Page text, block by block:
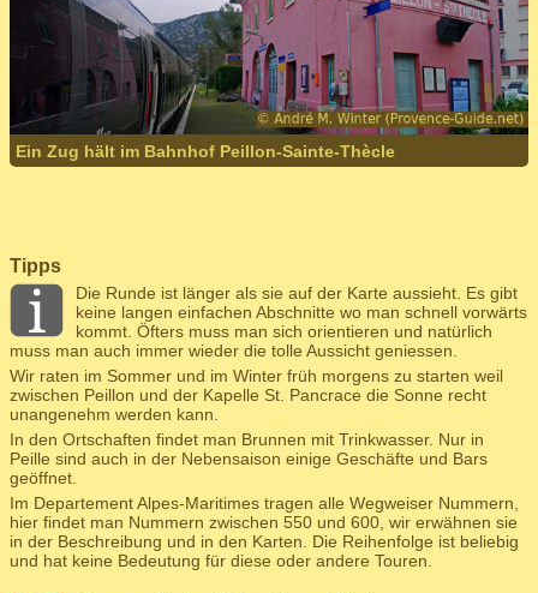
Ein Zug hält im Bahnhof Peillon-Sainte-Thècle
Tipps
Die Runde ist länger als sie auf der Karte aussieht. Es gibt
keine langen einfachen Abschnitte wo man schnell vorwärts
kommt. Öfters muss man sich orientieren und natürlich
muss man auch immer wieder die tolle Aussicht geniessen.
Wir raten im Sommer und im Winter früh morgens zu starten weil
zwischen Peillon und der Kapelle St. Pancrace die Sonne recht
unangenehm werden kann.
In den Ortschaften findet man Brunnen mit Trinkwasser. Nur in
Peille sind auch in der Nebensaison einige Geschäfte und Bars
geöffnet.
Im Departement Alpes-Maritimes tragen alle Wegweiser Nummern,
hier findet man Nummern zwischen 550 und 600, wir erwähnen sie
in der Beschreibung und in den Karten. Die Reihenfolge ist beliebig
und hat keine Bedeutung für diese oder andere Touren.